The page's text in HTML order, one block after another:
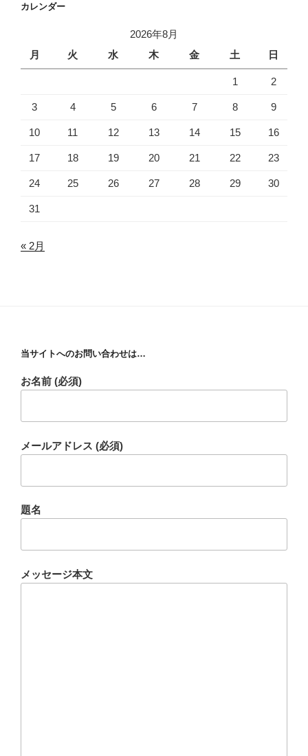
カレンダー
2026年8月
月
火 水 木 金 土 日
1 2
3 4 5 6 7 8 9
10 11 12 13 14 15 16
17 18 19 20 21 22 23
24 25 26 27 28 29 30
31
« 2月
当サイトへのお問い合わせは…
お名前 (必須)
メールアドレス (必須)
題名
メッセージ本文